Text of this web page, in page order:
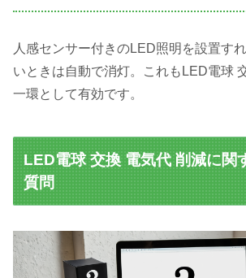
人感センサー付きのLED照明を設置す
いときは自動で消灯。これもLED電球
一環として有効です。
LED電球 交換 電気代 削減に関
質問